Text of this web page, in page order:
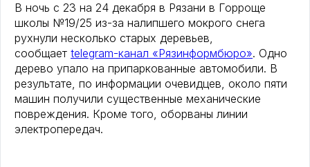
В ночь с 23 на 24 декабря в Рязани в Горроще
школы №19/25 из-за налипшего мокрого снега
рухнули несколько старых деревьев,
сообщает telegram-канал «Рязинформбюро». Одно
дерево упало на припаркованные автомобили. В
результате, по информации очевидцев, около пяти
машин получили существенные механические
повреждения. Кроме того, оборваны линии
электропередач.